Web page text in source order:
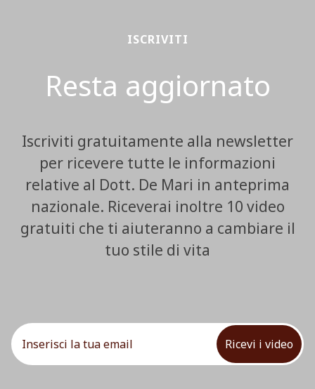
ISCRIVITI
Resta aggiornato
Iscriviti gratuitamente alla newsletter
per ricevere tutte le informazioni
relative al Dott. De Mari in anteprima
nazionale. Riceverai inoltre 10 video
gratuiti che ti aiuteranno a cambiare il
tuo stile di vita
Ricevi i video